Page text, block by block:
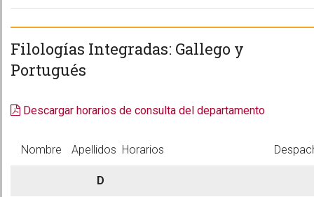
Filologías Integradas: Gallego y
Portugués
Descargar horarios de consulta del departamento
Nombre Apellidos Horarios
D